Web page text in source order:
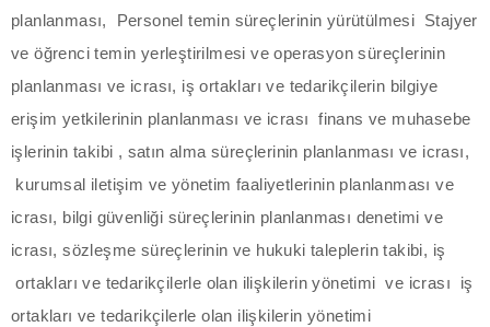
panel
panel
panel
panel
panel
panel
planlanması, Personel temin süreçlerinin yürütülmesi Stajyer
ve öğrenci temin yerleştirilmesi ve operasyon süreçlerinin
planlanması ve icrası, iş ortakları ve tedarikçilerin bilgiye
erişim yetkilerinin planlanması ve icrası finans ve muhasebe
işlerinin takibi , satın alma süreçlerinin planlanması ve icrası,
kurumsal iletişim ve yönetim faaliyetlerinin planlanması ve
icrası, bilgi güvenliği süreçlerinin planlanması denetimi ve
icrası, sözleşme süreçlerinin ve hukuki taleplerin takibi, iş
ortakları ve tedarikçilerle olan ilişkilerin yönetimi ve icrası iş
ortakları ve tedarikçilerle olan ilişkilerin yönetimi